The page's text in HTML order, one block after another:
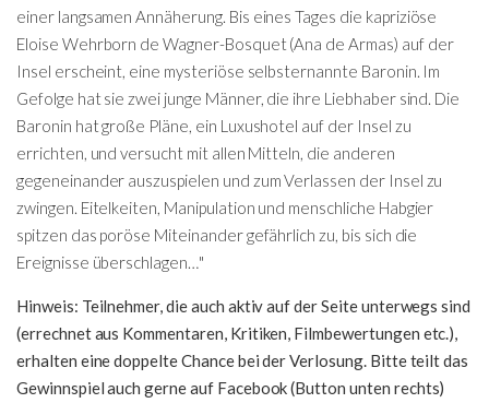
einer langsamen Annäherung. Bis eines Tages die kapriziöse
Eloise Wehrborn de Wagner-Bosquet (Ana de Armas) auf der
Insel erscheint, eine mysteriöse selbsternannte Baronin. Im
Gefolge hat sie zwei junge Männer, die ihre Liebhaber sind. Die
Baronin hat große Pläne, ein Luxushotel auf der Insel zu
errichten, und versucht mit allen Mitteln, die anderen
gegeneinander auszuspielen und zum Verlassen der Insel zu
zwingen. Eitelkeiten, Manipulation und menschliche Habgier
spitzen das poröse Miteinander gefährlich zu, bis sich die
Ereignisse überschlagen…"
Hinweis: Teilnehmer, die auch aktiv auf der Seite unterwegs sind
(errechnet aus Kommentaren, Kritiken, Filmbewertungen etc.),
erhalten eine doppelte Chance bei der Verlosung. Bitte teilt das
Gewinnspiel auch gerne auf Facebook (Button unten rechts)